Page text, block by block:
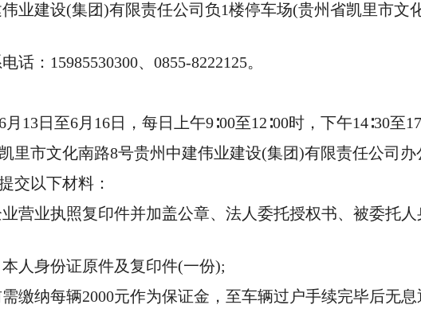
建设(集团)有限责任公司负1楼停车场(贵州省凯里市文
：15985530300、0855-8222125。
日至6月16日，每日上午9∶00至12∶00时，下午14∶30至
市文化南路8号贵州中建伟业建设(集团)有限责任公司办
以下材料：
业执照复印件并加盖公章、法人委托授权书、被委托人
身份证原件及复印件(一份);
纳每辆2000元作为保证金，至车辆过户手续完毕后无息